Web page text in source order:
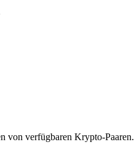
von verfügbaren Krypto-Paaren.